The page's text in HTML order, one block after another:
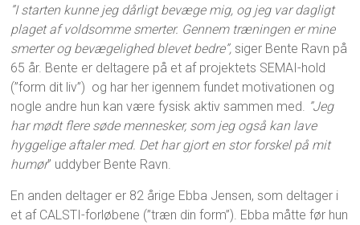
”I starten kunne jeg dårligt bevæge mig, og jeg var dagligt
plaget af voldsomme smerter. Gennem træningen er mine
smerter og bevægelighed blevet bedre”, siger Bente Ravn på
65 år. Bente er deltagere på et af projektets SEMAI-hold
(”form dit liv”) og har her igennem fundet motivationen og
nogle andre hun kan være fysisk aktiv sammen med. ”Jeg
har mødt flere søde mennesker, som jeg også kan lave
hyggelige aftaler med. Det har gjort en stor forskel på mit
humør” uddyber Bente Ravn.
En anden deltager er 82 årige Ebba Jensen, som deltager i
et af CALSTI-forløbene (”træn din form”). Ebba måtte før hun